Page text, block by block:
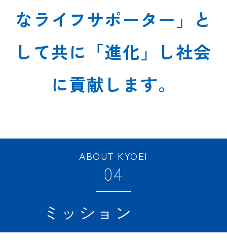
なライフサポーター」と
して共に「進化」し社会
に貢献します。
ABOUT KYOEI
04
ミッション